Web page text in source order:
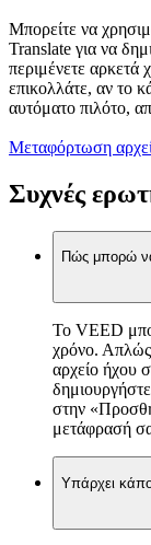
Μπορείτε να
Translate για να
περιμένετε αρκετά
επικολλάτε, αν το
αυτόματο πιλότο,
Μεταφόρτωση
Συχνές
Πώς μπορώ
Το VEED
χρόνο. Απλώς
αρχείο ήχου
στην
μετάφρασή
Υπάρχει